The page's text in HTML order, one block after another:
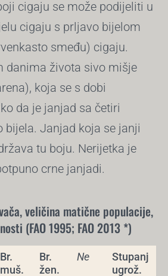
cigaju se može podijeliti u
cigaju s prljavo bijelom
smeđu) cigaju.
danima života sivo mišje
koja se s dobi
da je janjad sa četiri
bijela. Janjad koja se janji
tu boju. Nerijetka je
crne janjadi.
veličina matične populacije,
(FAO 1995; FAO 2013 *)
Br.
muš.
Br.
žen.
Ne
Stupanj
ugrož.